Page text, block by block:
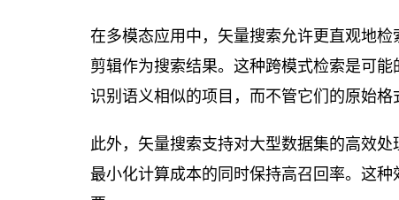
在多模态应用中，矢量搜索允许更直观地
剪辑作为搜索结果。这种跨模式检索是可
识别语义相似的项目，而不管它们的原始格
此外，矢量搜索支持对大型数据集的高效
最小化计算成本的同时保持高召回率。这